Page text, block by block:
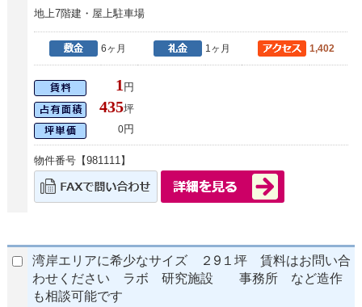
地上7階建・屋上駐車場
6ヶ月 1ヶ月 1,402
1 円
435坪
0円
物件番号【981111】
湾岸エリアに希少なサイズ ２9１坪 賃料はお問い合
わせください ラボ 研究施設 事務所 など造作
も相談可能です